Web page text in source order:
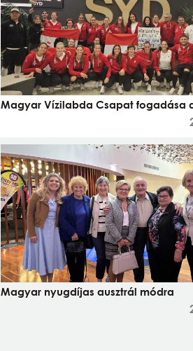
Magyar Vízilabda Csapat fogadása
Magyar nyugdíjas ausztrál módra